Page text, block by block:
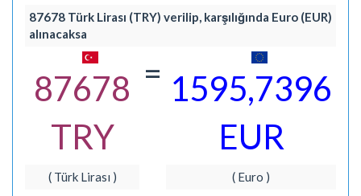
87678 Türk Lirası (TRY) verilip, karşılığında Euro (EUR)
alınacaksa
87678
TRY
= 1595,7396
EUR
( Türk Lirası ) ( Euro )